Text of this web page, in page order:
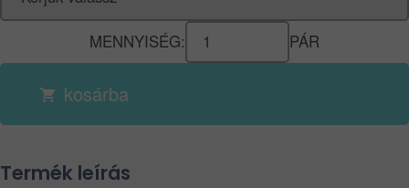
MENNYISÉG: PÁR
kosárba
Termék leírás